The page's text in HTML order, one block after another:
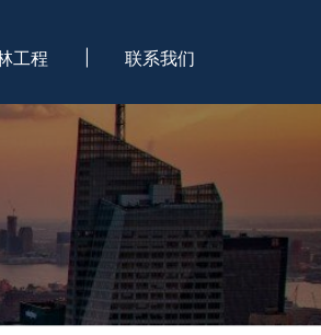
工程 联系我们